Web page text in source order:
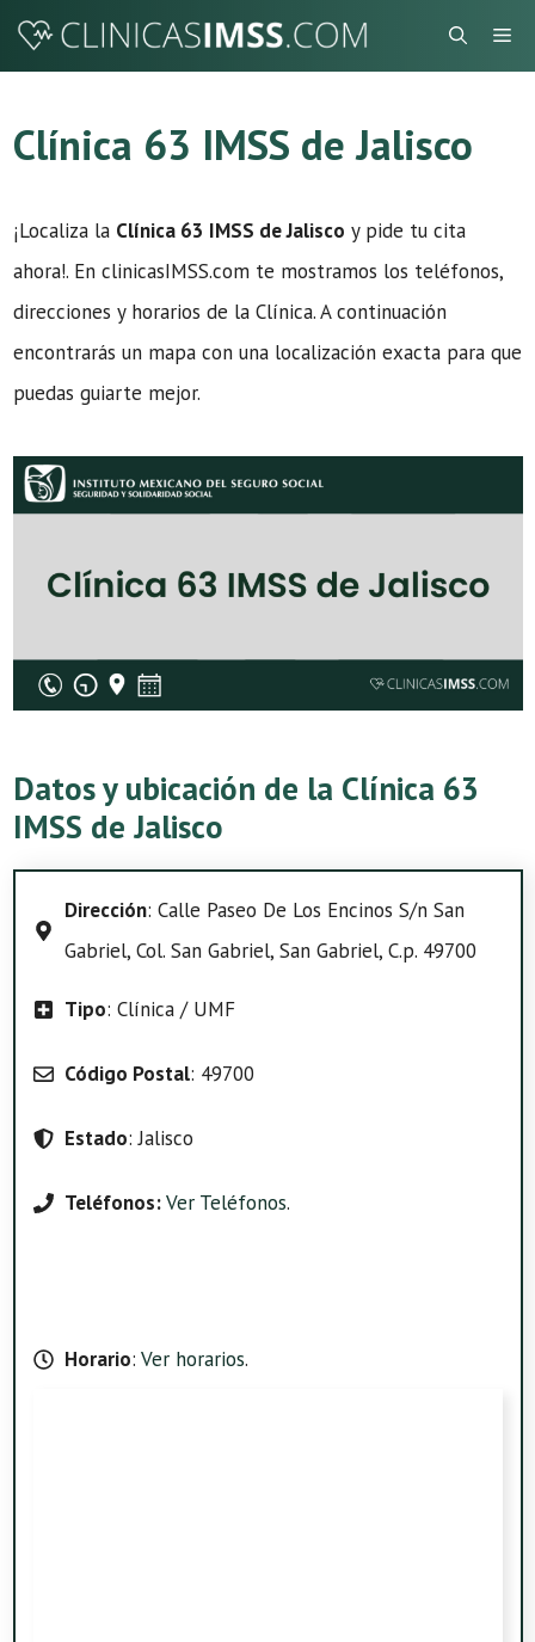
Saltar
Clínica 63 IMSS de Jalisco
¡Localiza la Clínica 63 IMSS de Jalisco y pide tu cita
ahora!. En clinicasIMSS.com te mostramos los teléfonos,
direcciones y horarios de la Clínica. A continuación
encontrarás un mapa con una localización exacta para que
puedas guiarte mejor.
Datos y ubicación de la Clínica 63
IMSS de Jalisco
Dirección: Calle Paseo De Los Encinos S/n San
Gabriel, Col. San Gabriel, San Gabriel, C.p. 49700
Tipo: Clínica / UMF
Código Postal: 49700
Estado: Jalisco
Teléfonos:Ver Teléfonos.
Horario: Ver horarios.